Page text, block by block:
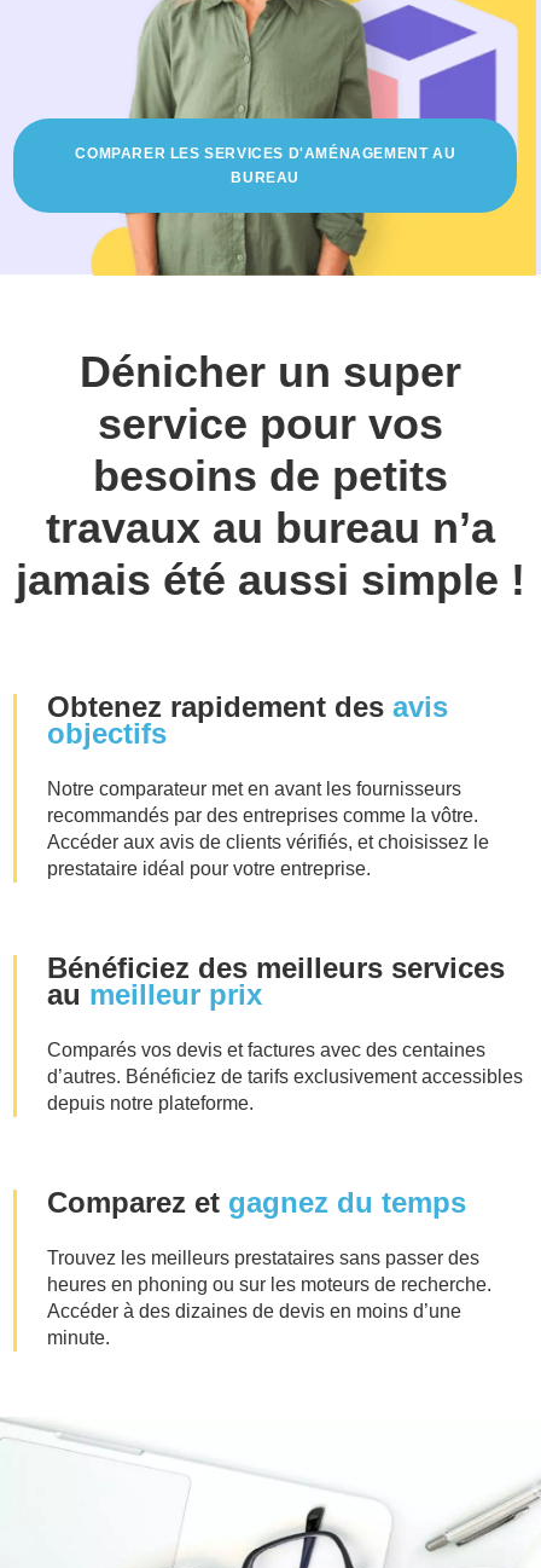
COMPARER LES SERVICES D'AMÉNAGEMENT AU
BUREAU
Dénicher un super
service pour vos
besoins de petits
travaux au bureau n’a
jamais été aussi simple !
Obtenez rapidement des avis
objectifs
Notre comparateur met en avant les fournisseurs
recommandés par des entreprises comme la vôtre.
Accéder aux avis de clients vérifiés, et choisissez le
prestataire idéal pour votre entreprise.
Bénéficiez des meilleurs services
au meilleur prix
Comparés vos devis et factures avec des centaines
d’autres. Bénéficiez de tarifs exclusivement accessibles
depuis notre plateforme.
Comparez et gagnez du temps
Trouvez les meilleurs prestataires sans passer des
heures en phoning ou sur les moteurs de recherche.
Accéder à des dizaines de devis en moins d’une
minute.